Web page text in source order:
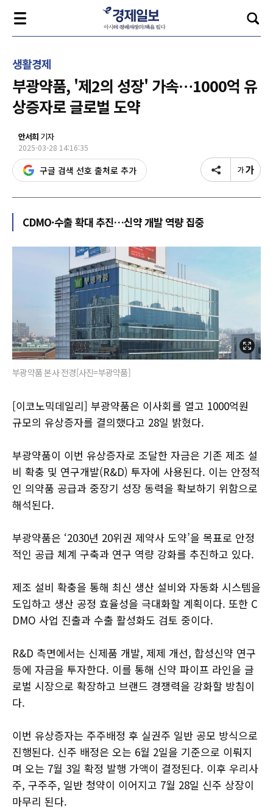
생활경제
부광약품, '제2의 성장' 가속…1000억 유
상증자로 글로벌 도약
안서희 기자
2025-03-28 14:16:35
구글 검색 선호 출처로 추가
CDMO·수출 확대 추진…신약 개발 역량 집중
부광약품 본사 전경[사진=부광약품]
[이코노믹데일리] 부광약품은 이사회를 열고 1000억원
규모의 유상증자를 결의했다고 28일 밝혔다.
부광약품이 이번 유상증자로 조달한 자금은 기존 제조 설
비 확충 및 연구개발(R&D) 투자에 사용된다. 이는 안정적
인 의약품 공급과 중장기 성장 동력을 확보하기 위함으로
해석된다.
부광약품은 ‘2030년 20위권 제약사 도약’을 목표로 안정
적인 공급 체계 구축과 연구 역량 강화를 추진하고 있다.
제조 설비 확충을 통해 최신 생산 설비와 자동화 시스템을
도입하고 생산 공정 효율성을 극대화할 계획이다. 또한 C
DMO 사업 진출과 수출 활성화도 검토 중이다.
R&D 측면에서는 신제품 개발, 제제 개선, 합성신약 연구
등에 자금을 투자한다. 이를 통해 신약 파이프 라인을 글
로벌 시장으로 확장하고 브랜드 경쟁력을 강화할 방침이
다.
이번 유상증자는 주주배정 후 실권주 일반 공모 방식으로
진행된다. 신주 배정은 오는 6월 2일을 기준으로 이뤄지
며 오는 7월 3일 확정 발행 가액이 결정된다. 이후 우리사
주, 구주주, 일반 청약이 이어지고 7월 28일 신주 상장이
마무리 된다.